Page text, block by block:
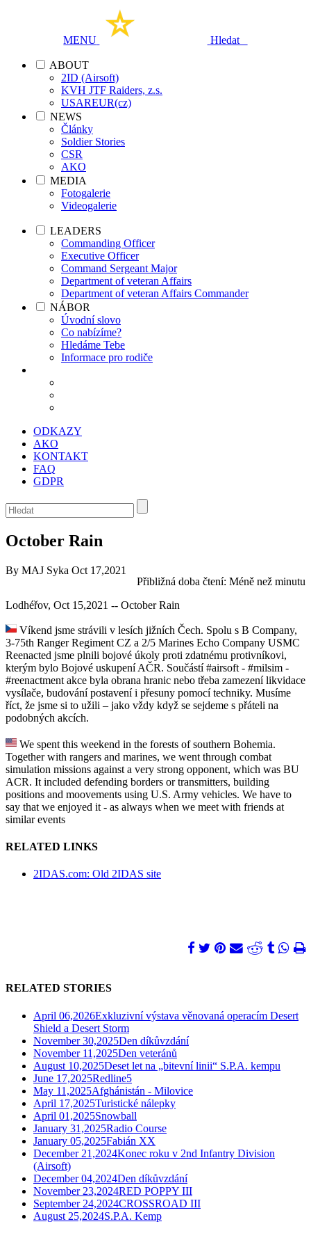
MENU Hledat
ABOUT
2ID (Airsoft)
KVH JTF Raiders, z.s.
USAREUR(cz)
NEWS
Články
Soldier Stories
CSR
AKO
MEDIA
Fotogalerie
Videogalerie
LEADERS
Commanding Officer
Executive Officer
Command Sergeant Major
Department of veteran Affairs
Department of veteran Affairs Commander
NÁBOR
Úvodní slovo
Co nabízíme?
Hledáme Tebe
Informace pro rodiče
ODKAZY
AKO
KONTAKT
FAQ
GDPR
October Rain
Přibližná doba čtení: Méně než minutu
By MAJ Syka Oct 17,2021
Lodhéřov, Oct 15,2021 -- October Rain
Víkend jsme strávili v lesích jižních Čech. Spolu s B Company,
3-75th Ranger Regiment CZ a 2/5 Marines Echo Company USMC
Reenacted jsme plnili bojové úkoly proti zdatnému protivníkovi,
kterým bylo Bojové uskupení AČR. Součástí #airsoft - #milsim -
#reenactment akce byla obrana hranic nebo třeba zamezení likvidace
vysílače, budování postavení i přesuny pomocí techniky. Musíme
říct, že jsme si to užili – jako vždy když se sejdeme s přáteli na
podobných akcích.
We spent this weekend in the forests of southern Bohemia.
Together with rangers and marines, we went through combat
simulation missions against a very strong opponent, which was BU
ACR. It included defending borders or transmitters, building
positions and moovements using U.S. Army vehicles. We have to
say that we enjoyed it - as always when we meet with friends at
similar events
RELATED LINKS
2IDAS.com: Old 2IDAS site
RELATED STORIES
April 06,2026Exkluzivní výstava věnovaná operacím Desert
Shield a Desert Storm
November 30,2025Den díkůvzdání
November 11,2025Den veteránů
August 10,2025Deset let na „bitevní linii“ S.P.A. kempu
June 17,2025Redline5
May 11,2025Afghánistán - Milovice
April 17,2025Turistické nálepky
April 01,2025Snowball
January 31,2025Radio Course
January 05,2025Fabián XX
December 21,2024Konec roku v 2nd Infantry Division
(Airsoft)
December 04,2024Den díkůvzdání
November 23,2024RED POPPY III
September 24,2024CROSSROAD III
August 25,2024S.P.A. Kemp